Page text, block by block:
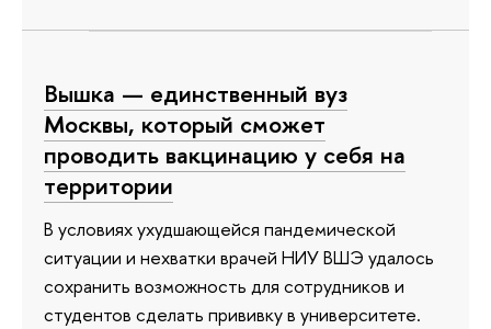
Вышка — единственный вуз
Москвы, который сможет
проводить вакцинацию у себя на
территории
В условиях ухудшающейся пандемической
ситуации и нехватки врачей НИУ ВШЭ удалось
сохранить возможность для сотрудников и
студентов сделать прививку в университете.